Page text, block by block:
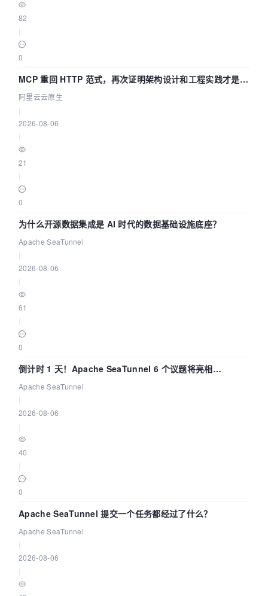
82
0
MCP 重回 HTTP 范式，再次证明架构设计和工程实践才是稀
缺资源
阿里云云原生
2026-08-06
21
0
为什么开源数据集成是 AI 时代的数据基础设施底座？
Apache SeaTunnel
2026-08-06
61
0
倒计时 1 天！Apache SeaTunnel 6 个议题将亮相
Community Over Code Asia 2026
Apache SeaTunnel
2026-08-06
40
0
Apache SeaTunnel 提交一个任务都经过了什么？
Apache SeaTunnel
2026-08-06